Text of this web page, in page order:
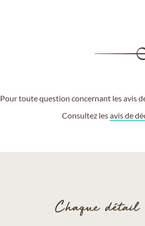
Pour toute question concernant les avis
Consultez lesavis de